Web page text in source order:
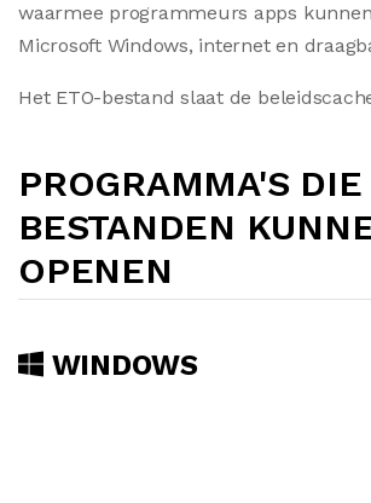
waarmee programmeurs apps
Microsoft Windows, internet en
Het ETO-bestand slaat de
PROGRAMMA'S
BESTANDEN
OPENEN
WINDOWS